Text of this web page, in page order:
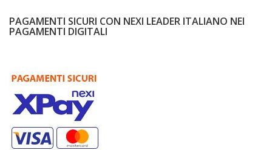
PAGAMENTI SICURI CON NEXI LEADER ITALIANO NEI
PAGAMENTI DIGITALI